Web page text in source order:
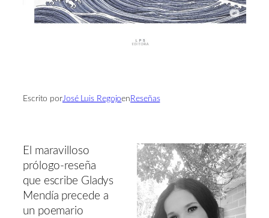
Escrito porJosé Luis Regojoen Reseñas
El maravilloso
prólogo-reseña
que escribe Gladys
Mendía precede a
un poemario